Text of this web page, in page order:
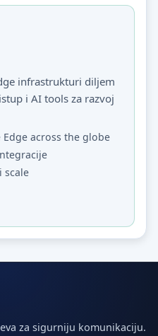
infrastrukturi diljem
i AI tools za razvoj
across the globe
scale
za sigurniju komunikaciju.